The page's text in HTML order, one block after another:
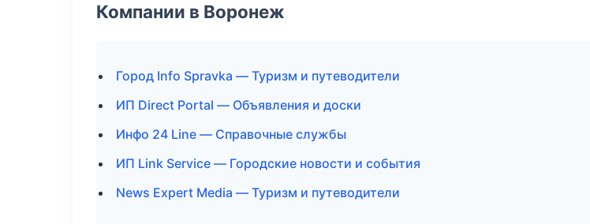
Компании в Воронеж
Город Info Spravka — Туризм и путеводители
ИП Direct Portal — Объявления и доски
Инфо 24 Line — Справочные службы
ИП Link Service — Городские новости и события
News Expert Media — Туризм и путеводители